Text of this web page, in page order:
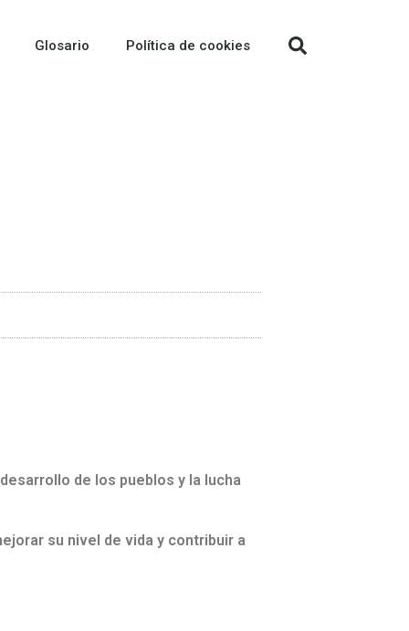
Glosario Política de cookies
de los pueblos y la lucha
su nivel de vida y contribuir a